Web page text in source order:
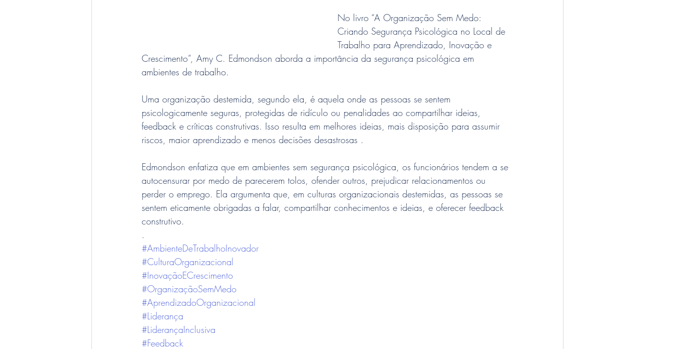
No livro “A Organização Sem Medo:
Criando Segurança Psicológica no Local de
Trabalho para Aprendizado, Inovação e
Crescimento”, Amy C. Edmondson aborda a importância da segurança psicológica em
ambientes de trabalho.
Uma organização destemida, segundo ela, é aquela onde as pessoas se sentem
psicologicamente seguras, protegidas de ridículo ou penalidades ao compartilhar ideias,
feedback e críticas construtivas. Isso resulta em melhores ideias, mais disposição para assumir
riscos, maior aprendizado e menos decisões desastrosas .
Edmondson enfatiza que em ambientes sem segurança psicológica, os funcionários tendem a se
autocensurar por medo de parecerem tolos, ofender outros, prejudicar relacionamentos ou
perder o emprego. Ela argumenta que, em culturas organizacionais destemidas, as pessoas se
sentem eticamente obrigadas a falar, compartilhar conhecimentos e ideias, e oferecer feedback
construtivo.
.
#AmbienteDeTrabalhoInovador
#CulturaOrganizacional
#InovaçãoECrescimento
#OrganizaçãoSemMedo
#AprendizadoOrganizacional
#Liderança
#LiderançaInclusiva
#Feedback